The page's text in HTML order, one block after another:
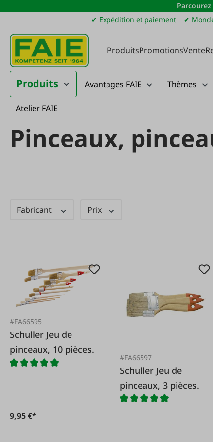
au contenu principal
Passer à la recherche
Passer à la navigation principale
✔ Expédition et paiement
✔
ProduitsPromotionsVente
Produits Avantages FAIE Thèmes
Atelier FAIE
Produits Maison, cour et jardin
Pinceaux,
Fabricant Prix
#FA66595
Schuller Jeu de
pinceaux, 10 pièces.
9,95 €*
#FA66597
Schuller Jeu de
pinceaux, 3 pièces.